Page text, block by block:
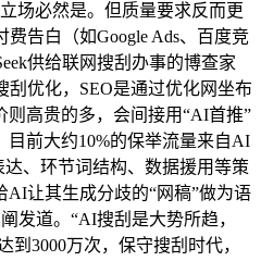
场必然是。但质量要求反而更
告白（如Google Ads、百度竞
供给联网搜刮办事的博查家
优化，SEO是通过优化网坐布
则高贵的多，会间接用“AI首推”
前大约10%的保举流量来自AI
、环节词结构、数据援用等策
AI让其生成分歧的“网稿”做为语
发道。“AI搜刮是大势所趋，
到3000万次，保守搜刮时代，